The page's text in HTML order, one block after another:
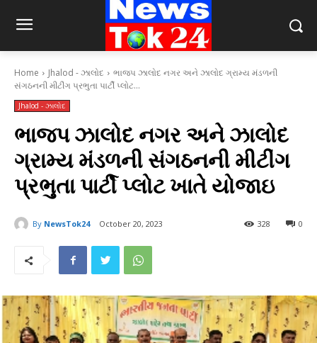
Home Jhalod - ઝાલોદ
ભાજપ ઝાલોદ નગર અને ઝાલોદ ગ્રામ્ય મંડળની
સંગઠનની મીટીંગ પ્રભુતા પાર્ટી પ્લોટ...
Jhalod - ઝાલોદ
ભાજપ ઝાલોદ નગર અને ઝાલોદ
ગ્રામ્ય મંડળની સંગઠનની મીટીંગ
પ્રભુતા પાર્ટી પ્લોટ ખાતે યોજાઇ
By NewsTok24 October 20, 2023 0
328